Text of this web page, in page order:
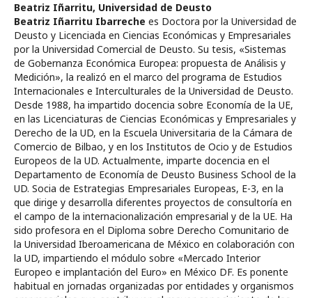
Beatriz Iñarritu, Universidad de Deusto
Beatriz Iñarritu Ibarreche es Doctora por la Universidad de
Deusto y Licenciada en Ciencias Económicas y Empresariales
por la Universidad Comercial de Deusto. Su tesis, «Sistemas
de Gobernanza Económica Europea: propuesta de Análisis y
Medición», la realizó en el marco del programa de Estudios
Internacionales e Interculturales de la Universidad de Deusto.
Desde 1988, ha impartido docencia sobre Economía de la UE,
en las Licenciaturas de Ciencias Económicas y Empresariales y
Derecho de la UD, en la Escuela Universitaria de la Cámara de
Comercio de Bilbao, y en los Institutos de Ocio y de Estudios
Europeos de la UD. Actualmente, imparte docencia en el
Departamento de Economía de Deusto Business School de la
UD. Socia de Estrategias Empresariales Europeas, E-3, en la
que dirige y desarrolla diferentes proyectos de consultoría en
el campo de la internacionalización empresarial y de la UE. Ha
sido profesora en el Diploma sobre Derecho Comunitario de
la Universidad Iberoamericana de México en colaboración con
la UD, impartiendo el módulo sobre «Mercado Interior
Europeo e implantación del Euro» en México DF. Es ponente
habitual en jornadas organizadas por entidades y organismos